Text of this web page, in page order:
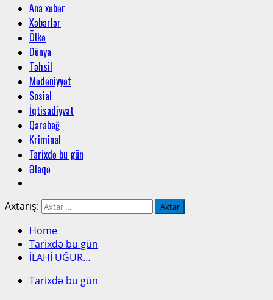
Ana xəbər
Xəbərlər
Ölkə
Dünya
Təhsil
Mədəniyyət
Sosial
İqtisadiyyat
Qarabağ
Kriminal
Tarixdə bu gün
Əlaqə
Axtarış:
Home
Tarixdə bu gün
İLAHİ UĞUR…
Tarixdə bu gün